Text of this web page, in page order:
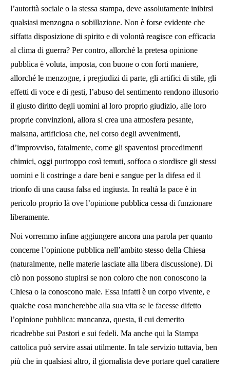
l’autorità sociale o la stessa stampa, deve assolutamente inibirsi
qualsiasi menzogna o sobillazione. Non è forse evidente che
siffatta disposizione di spirito e di volontà reagisce con efficacia
al clima di guerra? Per contro, allorché la pretesa opinione
pubblica è voluta, imposta, con buone o con forti maniere,
allorché le menzogne, i pregiudizi di parte, gli artifici di stile, gli
effetti di voce e di gesti, l’abuso del sentimento rendono illusorio
il giusto diritto degli uomini al loro proprio giudizio, alle loro
proprie convinzioni, allora si crea una atmosfera pesante,
malsana, artificiosa che, nel corso degli avvenimenti,
d’improvviso, fatalmente, come gli spaventosi procedimenti
chimici, oggi purtroppo così temuti, soffoca o stordisce gli stessi
uomini e li costringe a dare beni e sangue per la difesa ed il
trionfo di una causa falsa ed ingiusta. In realtà la pace è in
pericolo proprio là ove l’opinione pubblica cessa di funzionare
liberamente.
Noi vorremmo infine aggiungere ancora una parola per quanto
concerne l’opinione pubblica nell’ambito stesso della Chiesa
(naturalmente, nelle materie lasciate alla libera discussione). Di
ciò non possono stupirsi se non coloro che non conoscono la
Chiesa o la conoscono male. Essa infatti è un corpo vivente, e
qualche cosa mancherebbe alla sua vita se le facesse difetto
l’opinione pubblica: mancanza, questa, il cui demerito
ricadrebbe sui Pastori e sui fedeli. Ma anche qui la Stampa
cattolica può servire assai utilmente. In tale servizio tuttavia, ben
più che in qualsiasi altro, il giornalista deve portare quel carattere